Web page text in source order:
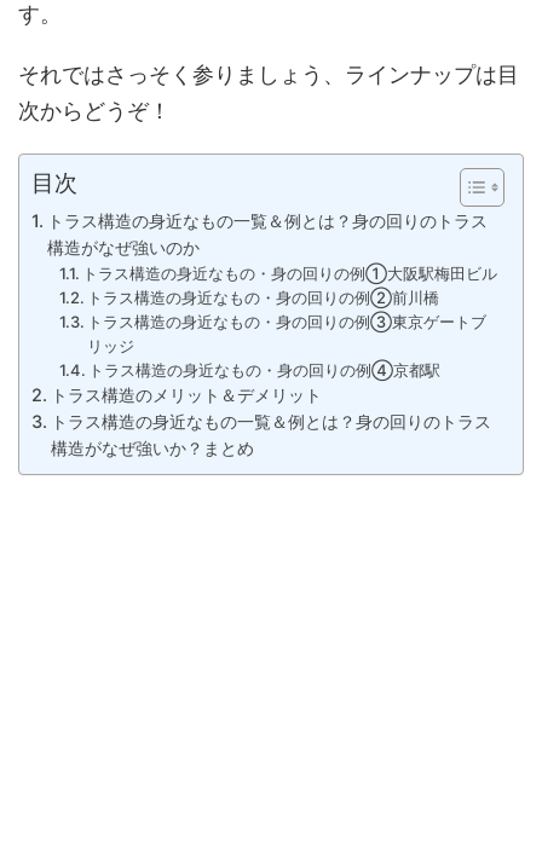
す。
それではさっそく参りましょう、ラインナップは目
次からどうぞ！
目次
トラス構造の身近なもの一覧＆例とは？身の回りのトラス
構造がなぜ強いのか
トラス構造の身近なもの・身の回りの例➀大阪駅梅田ビル
トラス構造の身近なもの・身の回りの例②前川橋
トラス構造の身近なもの・身の回りの例③東京ゲートブ
リッジ
トラス構造の身近なもの・身の回りの例④京都駅
トラス構造のメリット＆デメリット
トラス構造の身近なもの一覧＆例とは？身の回りのトラス
構造がなぜ強いか？まとめ